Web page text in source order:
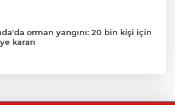
orman yangını: 20 bin kişi için
kararı